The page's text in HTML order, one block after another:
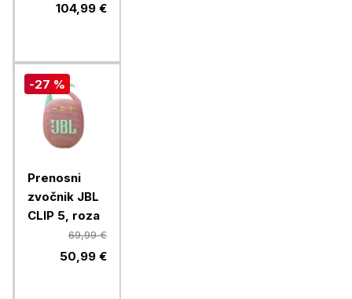
104,99 €
-27 %
Prenosni
zvočnik JBL
CLIP 5, roza
69,99 €
50,99 €